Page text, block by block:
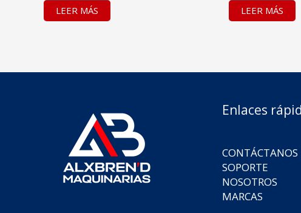
LEER MÁS LEER MÁS
Enlaces
CONTÁCTANOS
SOPORTE
NOSOTROS
MARCAS